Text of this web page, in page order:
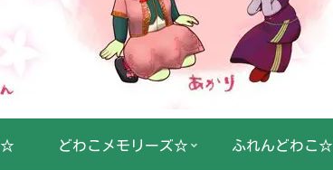
☆ どわこメモリーズ☆ ふれんどわこ☆